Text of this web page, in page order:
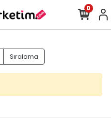
0
Sıralama